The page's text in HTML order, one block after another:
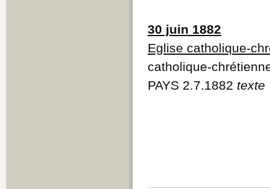
30 juin 1882
Eglise catholique-
catholique-
PAYS 2.7.1882 texte